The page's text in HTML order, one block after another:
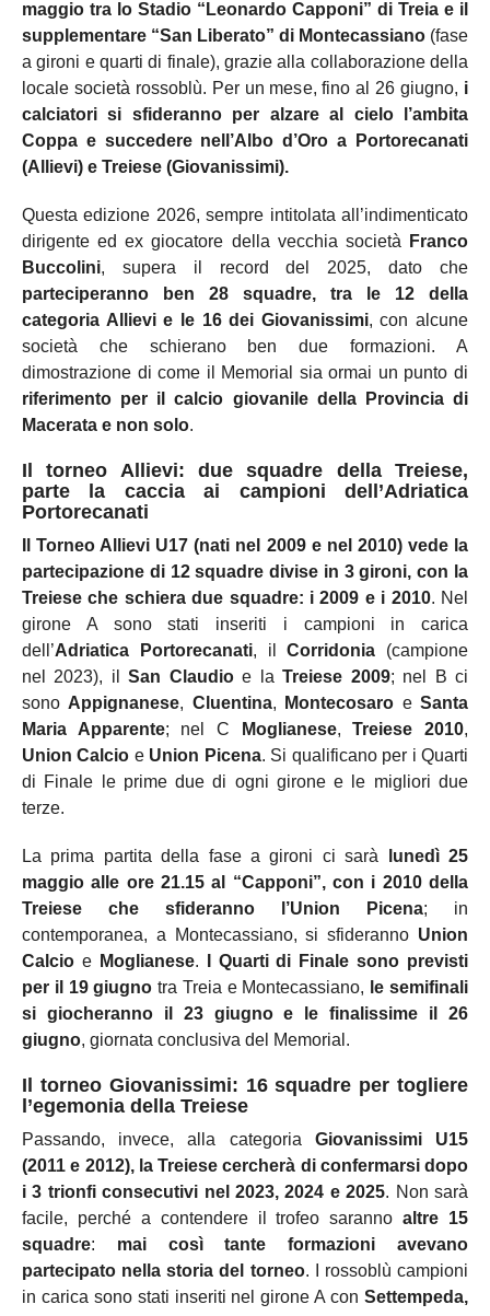
maggio tra lo Stadio “Leonardo Capponi” di Treia e il
supplementare “San Liberato” di Montecassiano (fase
a gironi e quarti di finale), grazie alla collaborazione della
locale società rossoblù. Per un mese, fino al 26 giugno, i
calciatori si sfideranno per alzare al cielo l’ambita
Coppa e succedere nell’Albo d’Oro a Portorecanati
(Allievi) e Treiese (Giovanissimi).
Questa edizione 2026, sempre intitolata all’indimenticato
dirigente ed ex giocatore della vecchia società
Franco
Buccolini, supera il record del 2025, dato che
parteciperanno ben 28 squadre, tra le 12 della
categoria Allievi e le 16 dei Giovanissimi, con alcune
società che schierano ben due formazioni. A
dimostrazione di come il Memorial sia ormai un punto di
riferimento per il calcio giovanile della Provincia di
Macerata e non solo.
Il torneo Allievi: due squadre della Treiese,
parte la caccia ai campioni dell’Adriatica
Portorecanati
Il Torneo Allievi U17 (nati nel 2009 e nel 2010) vede la
partecipazione di 12 squadre divise in 3 gironi, con la
Treiese che schiera due squadre: i 2009 e i 2010. Nel
girone A sono stati inseriti i campioni in carica
dell’Adriatica Portorecanati, ilCorridonia (campione
nel 2023), ilSan Claudioe laTreiese 2009; nel B ci
sono Appignanese, Cluentina, Montecosaro eSanta
Maria Apparente; nel C Moglianese,Treiese 2010,
Union Calcio eUnion Picena. Si qualificano per i Quarti
di Finale le prime due di ogni girone e le migliori due
terze.
La prima partita della fase a gironi ci sarà
lunedì 25
maggio alle ore 21.15 al “Capponi”, con i 2010 della
Treiese che sfideranno l’Union Picena; in
contemporanea, a Montecassiano, si sfideranno Union
Calcio e Moglianese.
Quarti di Finale sono previsti
per il 19 giugno tra Treia e Montecassiano, le semifinali
si giocheranno il 23 giugno e le finalissime il 26
giugno, giornata conclusiva del Memorial.
Il torneo Giovanissimi: 16 squadre per togliere
l’egemonia della Treiese
Passando, invece, alla categoria Giovanissimi U15
(2011 e 2012), la Treiese cercherà di confermarsi dopo
i 3 trionfi consecutivi nel 2023, 2024 e 2025. Non sarà
facile, perché a contendere il trofeo sarannoaltre 15
squadre: mai così tante formazioni avevano
partecipato nella storia del torneo. I rossoblù campioni
in carica sono stati inseriti nel girone A con Settempeda,